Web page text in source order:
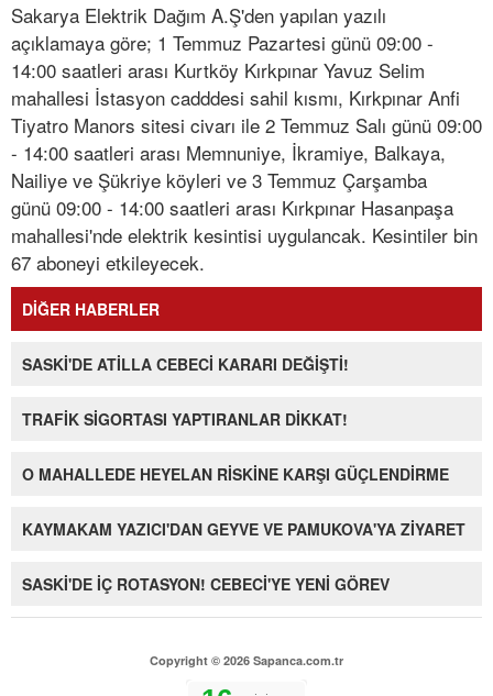
Sakarya Elektrik Dağım A.Ş'den yapılan yazılı
açıklamaya göre; 1 Temmuz Pazartesi günü 09:00 -
14:00 saatleri arası Kurtköy Kırkpınar Yavuz Selim
mahallesi İstasyon cadddesi sahil kısmı, Kırkpınar Anfi
Tiyatro Manors sitesi civarı ile 2 Temmuz Salı günü 09:00
- 14:00 saatleri arası Memnuniye, İkramiye, Balkaya,
Nailiye ve Şükriye köyleri ve 3 Temmuz Çarşamba
günü 09:00 - 14:00 saatleri arası Kırkpınar Hasanpaşa
mahallesi'nde elektrik kesintisi uygulancak. Kesintiler bin
67 aboneyi etkileyecek.
DİĞER HABERLER
SASKİ'DE ATİLLA CEBECİ KARARI DEĞİŞTİ!
TRAFİK SİGORTASI YAPTIRANLAR DİKKAT!
O MAHALLEDE HEYELAN RİSKİNE KARŞI GÜÇLENDİRME
KAYMAKAM YAZICI'DAN GEYVE VE PAMUKOVA'YA ZİYARET
SASKİ'DE İÇ ROTASYON! CEBECİ'YE YENİ GÖREV
Copyright © 2026 Sapanca.com.tr